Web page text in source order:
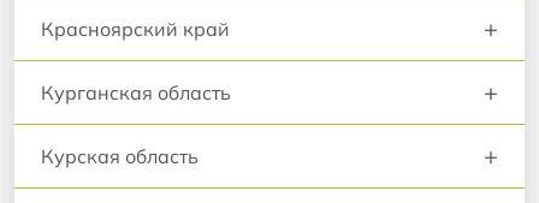
Красноярский край +
Курганская область +
Курская область +